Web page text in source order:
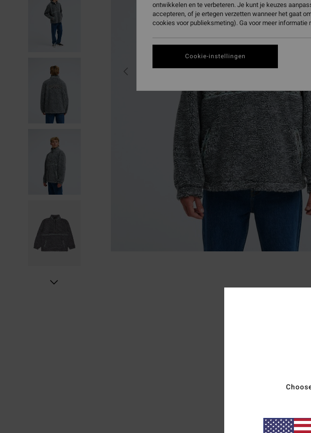
ontwikkelen en te verbeteren. Je kunt je keuzes
accepteren, of je ertegen verzetten wanneer het gaat
cookies voor publieksmeting). Ga voor meer informatie
Cookie-instellingen